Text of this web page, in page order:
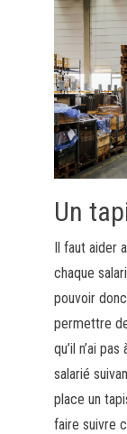
Un
Il faut aider
chaque
pouvoir
permettre
qu’il n’ai
salarié
place un
faire suivre